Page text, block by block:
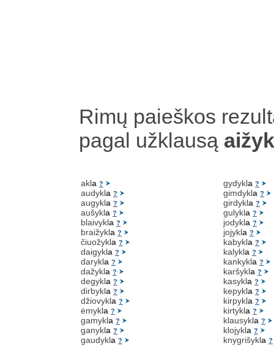
Rimų paieškos
pagal užklausą
akla ?
audykla ?
augykla ?
aušykla ?
blaivykla ?
braižykla ?
čiuožykla ?
daigykla ?
darykla ?
dažykla ?
degykla ?
dirbykla ?
džiovykla ?
ėmykla ?
gamykla ?
ganykla ?
gaudykla ?
gydykla ?
gimdykla ?
girdykla ?
gulykla ?
jodykla ?
jojykla ?
kabykla ?
kalykla ?
kankykla ?
karšykla ?
kasykla ?
kepykla ?
kirpykla ?
kirtykla ?
klausykla ?
klojykla ?
knygrišykla ?